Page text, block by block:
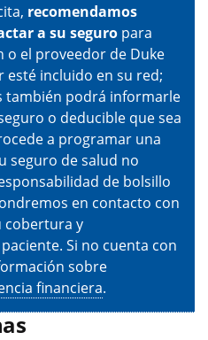
recomendamos
a su seguro para
o el proveedor de Duke
esté incluido en su red;
también podrá informarle
o deducible que sea
a programar una
seguro de salud no
de bolsillo
en contacto con
cobertura y
Si no cuenta con
sobre
financiera.